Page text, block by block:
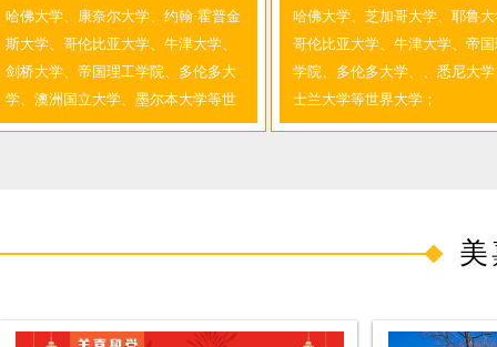
导师；留学服务行业协会首批专家委
员；人民网、搜狐、新浪、腾讯专访
留学专家委员会；北京青年政治学院
特聘讲师；中国绿色电视CGTV《新
闻会客厅》专访
哈佛大学、康奈尔大学、约翰·霍普金
斯大学、哥伦比亚大学、牛津大学、
剑桥大学、帝国理工学院、多伦多大
学、澳洲国立大学、墨尔本大学等世
界大学；
文案及签证15年，留学的每个
老师都是公司业务培训师；擅
低龄学生留学。
哈佛大学、芝加哥大学、耶鲁
哥伦比亚大学、牛津大学、帝
学院、多伦多大学、、悉尼大
士兰大学等世界大学；